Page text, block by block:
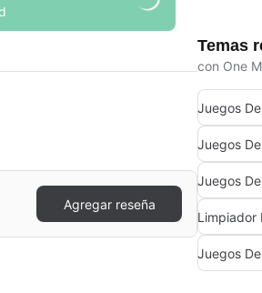
Agregar reseña
Temas
con One
Juegos
Juegos
Limpiador
Juegos